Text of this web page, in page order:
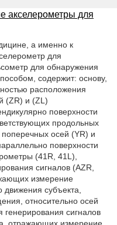
акселерометры для
а именно к
для
для обнаружения
содержит: основу,
расположения
(ZR) и (ZL)
поверхности
продольных
осей (YR) и
поверхности
(41R, 41L),
сигналов (AZR,
измерение
субъекта,
относительно осей
сигналов